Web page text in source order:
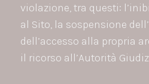
violazione, tra questi:
al Sito, la sospensione
dell’accesso alla propria
il ricorso all’Autorità